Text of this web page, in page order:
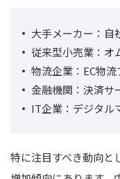
大手メーカー：自
従来型小売業：オ
物流企業：EC物
金融機関：決済サ
IT企業：デジタル
特に注目すべき動向と